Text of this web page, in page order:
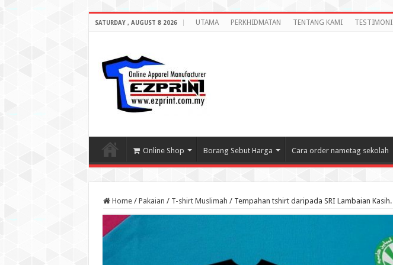
SATURDAY , AUGUST 8 2026 UTAMA PERKHIDMATAN TENTANG KAMI TESTIMONI
Online Shop Borang Sebut Harga Cara order nametag sekolah
Home / Pakaian / T-shirt Muslimah / Tempahan tshirt daripada SRI Lambaian Kasih.